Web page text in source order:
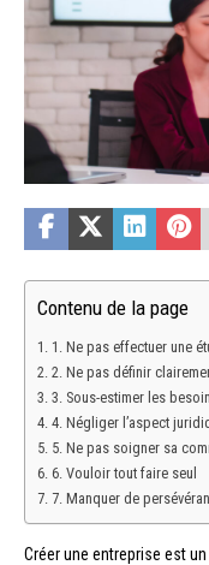
Contenu de la page
1. Ne pas effectuer une
2. Ne pas définir
3. Sous-estimer les
4. Négliger l’aspect
5. Ne pas soigner sa
6. Vouloir tout faire seul
7. Manquer de
Créer une entreprise est